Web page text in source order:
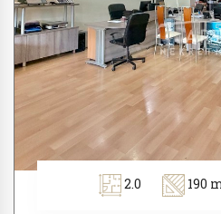
2.0 190